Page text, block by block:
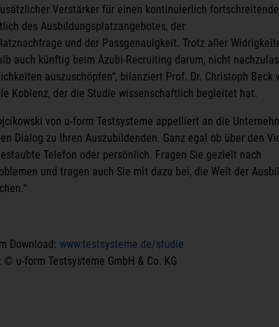
Verstärker für einen kontinuierlich
des Ausbildungsplatzangebotes, der
und der Passgenauigkeit. Trotz aller
auch künftig beim Azubi-Recruiting darum, nicht
auszuschöpfen“, bilanziert Prof. Dr. Christoph Beck
Koblenz, der die Studie wissenschaftlich begleitet hat.
von u-form Testsysteme appelliert an die
Dialog zu Ihren Auszubildenden. Ganz egal ob über den
Telefon oder persönlich. Fragen Sie gezielt nach
und tragen auch Sie mit dazu bei, die Welt der
Download: www.testsysteme.de/studie
u-form Testsysteme GmbH & Co. KG